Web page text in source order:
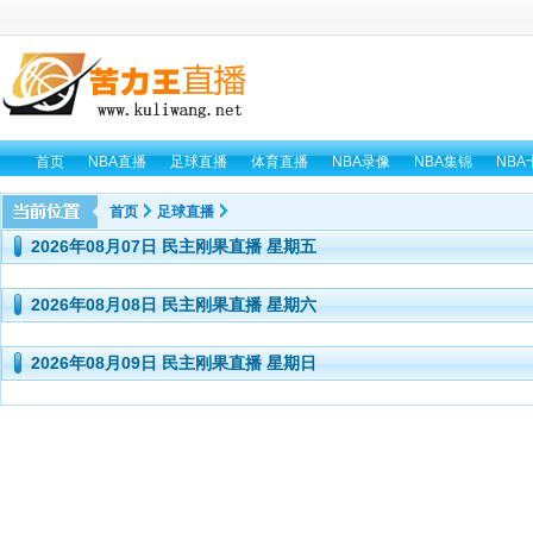
首页 NBA直播 足球直播 体育直播 NBA录像 NBA集锦 NBA
首页 足球直播
2026年08月07日 民主刚果直播 星期五
2026年08月08日 民主刚果直播 星期六
2026年08月09日 民主刚果直播 星期日